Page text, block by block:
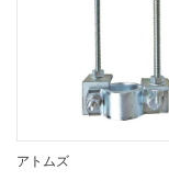
アトムズ